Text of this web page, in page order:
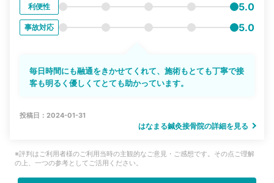
利便性 5.0
事故対応 5.0
毎日時間にも融通をきかせてくれて、施術もとても丁寧で接
客も明るく優しくてとても助かっています。
投稿日：2024-01-31
はなまる鍼灸接骨院の詳細を見る
※評判はご利用者様のご利用当時の主観的なご意見・ご感想です。その点ご理解
の上、一つの参考としてご活用ください。